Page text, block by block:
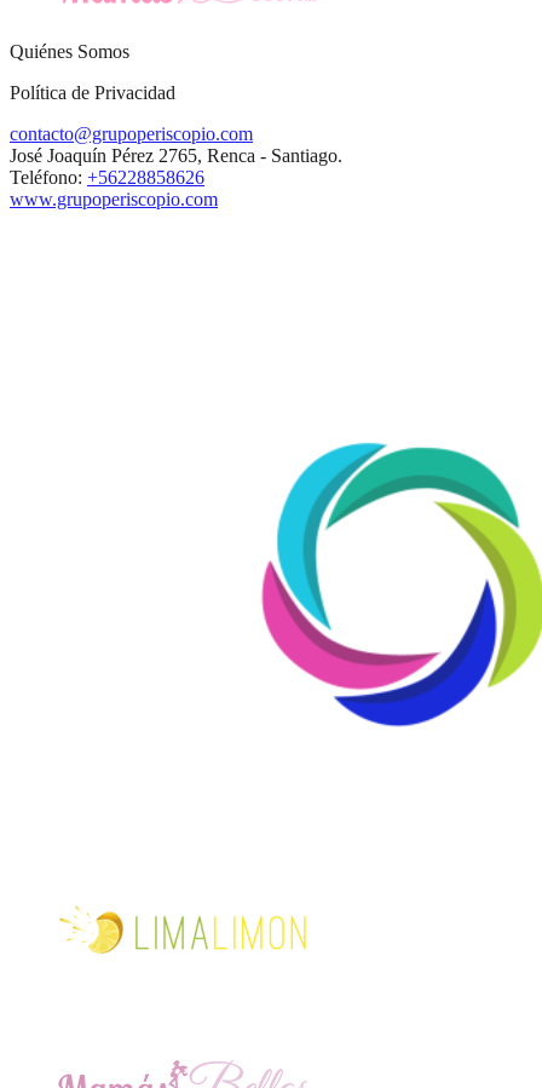
Quiénes Somos
Política de Privacidad
contacto@grupoperiscopio.com
José Joaquín Pérez 2765, Renca - Santiago.
Teléfono: +56228858626
www.grupoperiscopio.com